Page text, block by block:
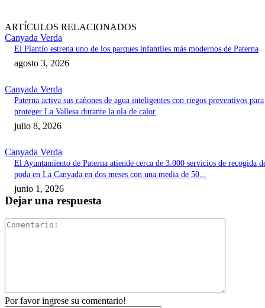
ARTÍCULOS RELACIONADOS
Canyada Verda
El Plantío estrena uno de los parques infantiles más modernos de Paterna
agosto 3, 2026
Canyada Verda
Paterna activa sus cañones de agua inteligentes con riegos preventivos para
proteger La Vallesa durante la ola de calor
julio 8, 2026
Canyada Verda
El Ayuntamiento de Paterna atiende cerca de 3.000 servicios de recogida
poda en La Canyada en dos meses con una media de 50...
junio 1, 2026
Dejar una respuesta
Por favor ingrese su comentario!